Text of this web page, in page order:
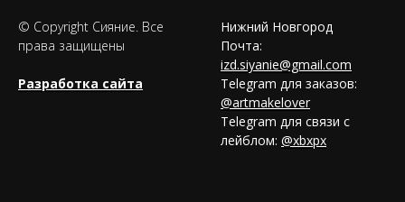
© Copyright Сияние. Все
права защищены
Разработка сайта
Нижний Новгород
Почта:
izd.siyanie@gmail.com
Telegram для заказов:
@artmakelover
Telegram для связи с
лейблом: @xbxpx